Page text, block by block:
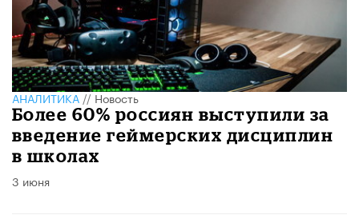
АНАЛИТИКА//Новость
Более 60% россиян выступили за
введение геймерских дисциплин
в школах
3 июня